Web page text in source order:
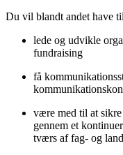
Du vil blandt andet have
lede og udvikle
fundraising
få
være med til at
gennem et
tværs af fag- og